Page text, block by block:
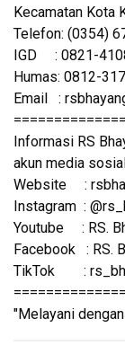
Kecamatan Kota
Telefon: (0354)
IGD : 0821-
Humas: 0812-
Email :
Informasi RS
akun media
Website :
Instagram :
Youtube : RS.
Facebook : RS.
TikTok :
"Melayani